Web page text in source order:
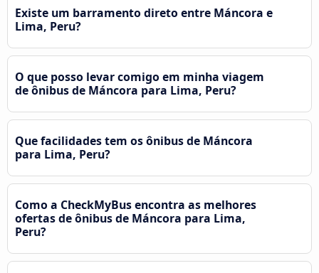
Existe um barramento direto entre Máncora e
Lima, Peru?
O que posso levar comigo em minha viagem
de ônibus de Máncora para Lima, Peru?
Que facilidades tem os ônibus de Máncora
para Lima, Peru?
Como a CheckMyBus encontra as melhores
ofertas de ônibus de Máncora para Lima,
Peru?